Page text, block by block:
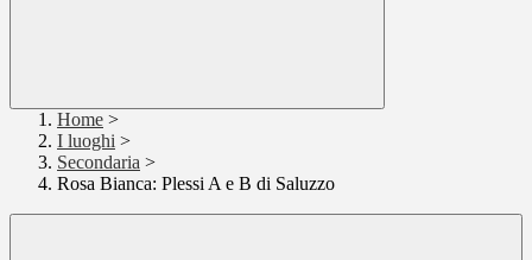
Home >
I luoghi >
Secondaria >
Rosa Bianca: Plessi A e B di Saluzzo